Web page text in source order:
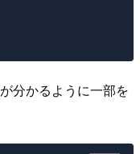
分かるように一部を